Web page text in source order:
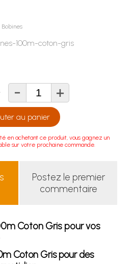
Bobines
100m-coton-gris
- +
au panier
en achetant ce produit, vous gagnez un
sur votre prochaine commande.
Postez le premier
commentaire
Coton Gris pour vos
Coton Gris pour des